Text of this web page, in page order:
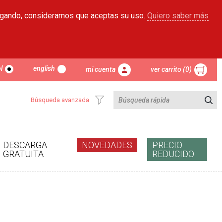
consideramos que aceptas su uso. Quiero saber más
english mi cuenta ver carrito (0)
Búsqueda avanzada
DESCARGA
GRATUITA
NOVEDADES
PRECIO
REDUCIDO